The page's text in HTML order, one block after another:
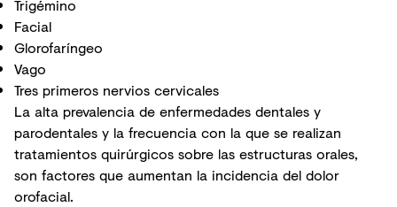
Trigémino
Facial
Glorofaríngeo
Vago
Tres primeros nervios cervicales
La alta prevalencia de enfermedades dentales y
parodentales y la frecuencia con la que se realizan
tratamientos quirúrgicos sobre las estructuras orales,
son factores que aumentan la incidencia del dolor
orofacial.